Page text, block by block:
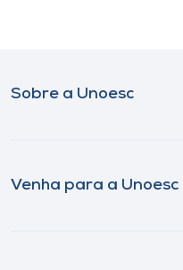
Sobre a Unoesc
Venha para a Unoesc